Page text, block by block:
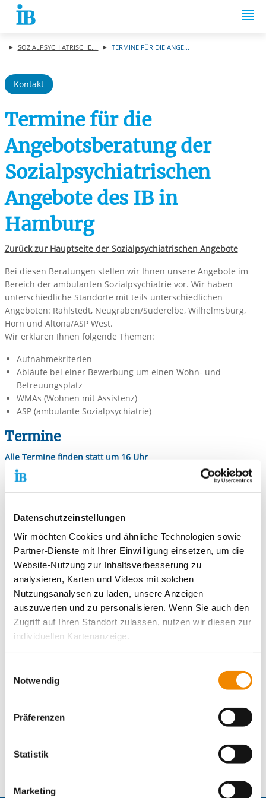
Datenschutzeinstellungen
Wir möchten Cookies und ähnliche Technologien sowie
Partner-Dienste mit Ihrer Einwilligung einsetzen, um die
Website-Nutzung zur Inhaltsverbesserung zu
analysieren, Karten und Videos mit solchen
Nutzungsanalysen zu laden, unsere Anzeigen
auszuwerten und zu personalisieren. Wenn Sie auch den
Zugriff auf Ihren Standort zulassen, nutzen wir diesen zur
individuellen Kartenanzeige.
unsere Partner Daten wie Ihre IP-Adresse und
verarbeiten diese zusammen mit Daten von anderen
Websites. Die Partner erkennen mitunter auch, wenn Sie
zum Website-Besuch verschiedene Geräte verwenden,
kann die Datenübertragung in Drittländer (insb. die USA)
nicht ausgeschlossen werden. Dort ist kein der EU
zusätzlichen Risiken für Ihre Daten führen kann.
Notwendig
Präferenzen
Statistik
Marketing
Springe zum Inhalt
SOZIALPSYCHIATRISCHE... TERMINE FÜR DIE ANGE...
Kontakt
Termine für die
Angebotsberatung der
Sozialpsychiatrischen
Angebote des IB in
Hamburg
Zurück zur Hauptseite der Sozialpsychiatrischen Angebote
Bei diesen Beratungen stellen wir Ihnen unsere Angebote im
Bereich der ambulanten Sozialpsychiatrie vor. Wir haben
unterschiedliche Standorte mit teils unterschiedlichen
Angeboten: Rahlstedt, Neugraben/Süderelbe, Wilhelmsburg,
Horn und Altona/ASP West.
Wir erklären Ihnen folgende Themen:
Aufnahmekriterien
Abläufe bei einer Bewerbung um einen Wohn- und
Betreuungsplatz
WMAs (Wohnen mit Assistenz)
ASP (ambulante Sozialpsychiatrie)
Termine
Alle Termine finden statt um 16 Uhr
in der Horner Landstraße 46
22111 Hamburg, Haus 2 (rechter Eingang)
Montag, 01.06.2026
Montag, 06.07.2026
Montag, 03.08.2026
Montag, 07.09.2026
Montag, 05.10.2026
Montag, 07.12. 2026